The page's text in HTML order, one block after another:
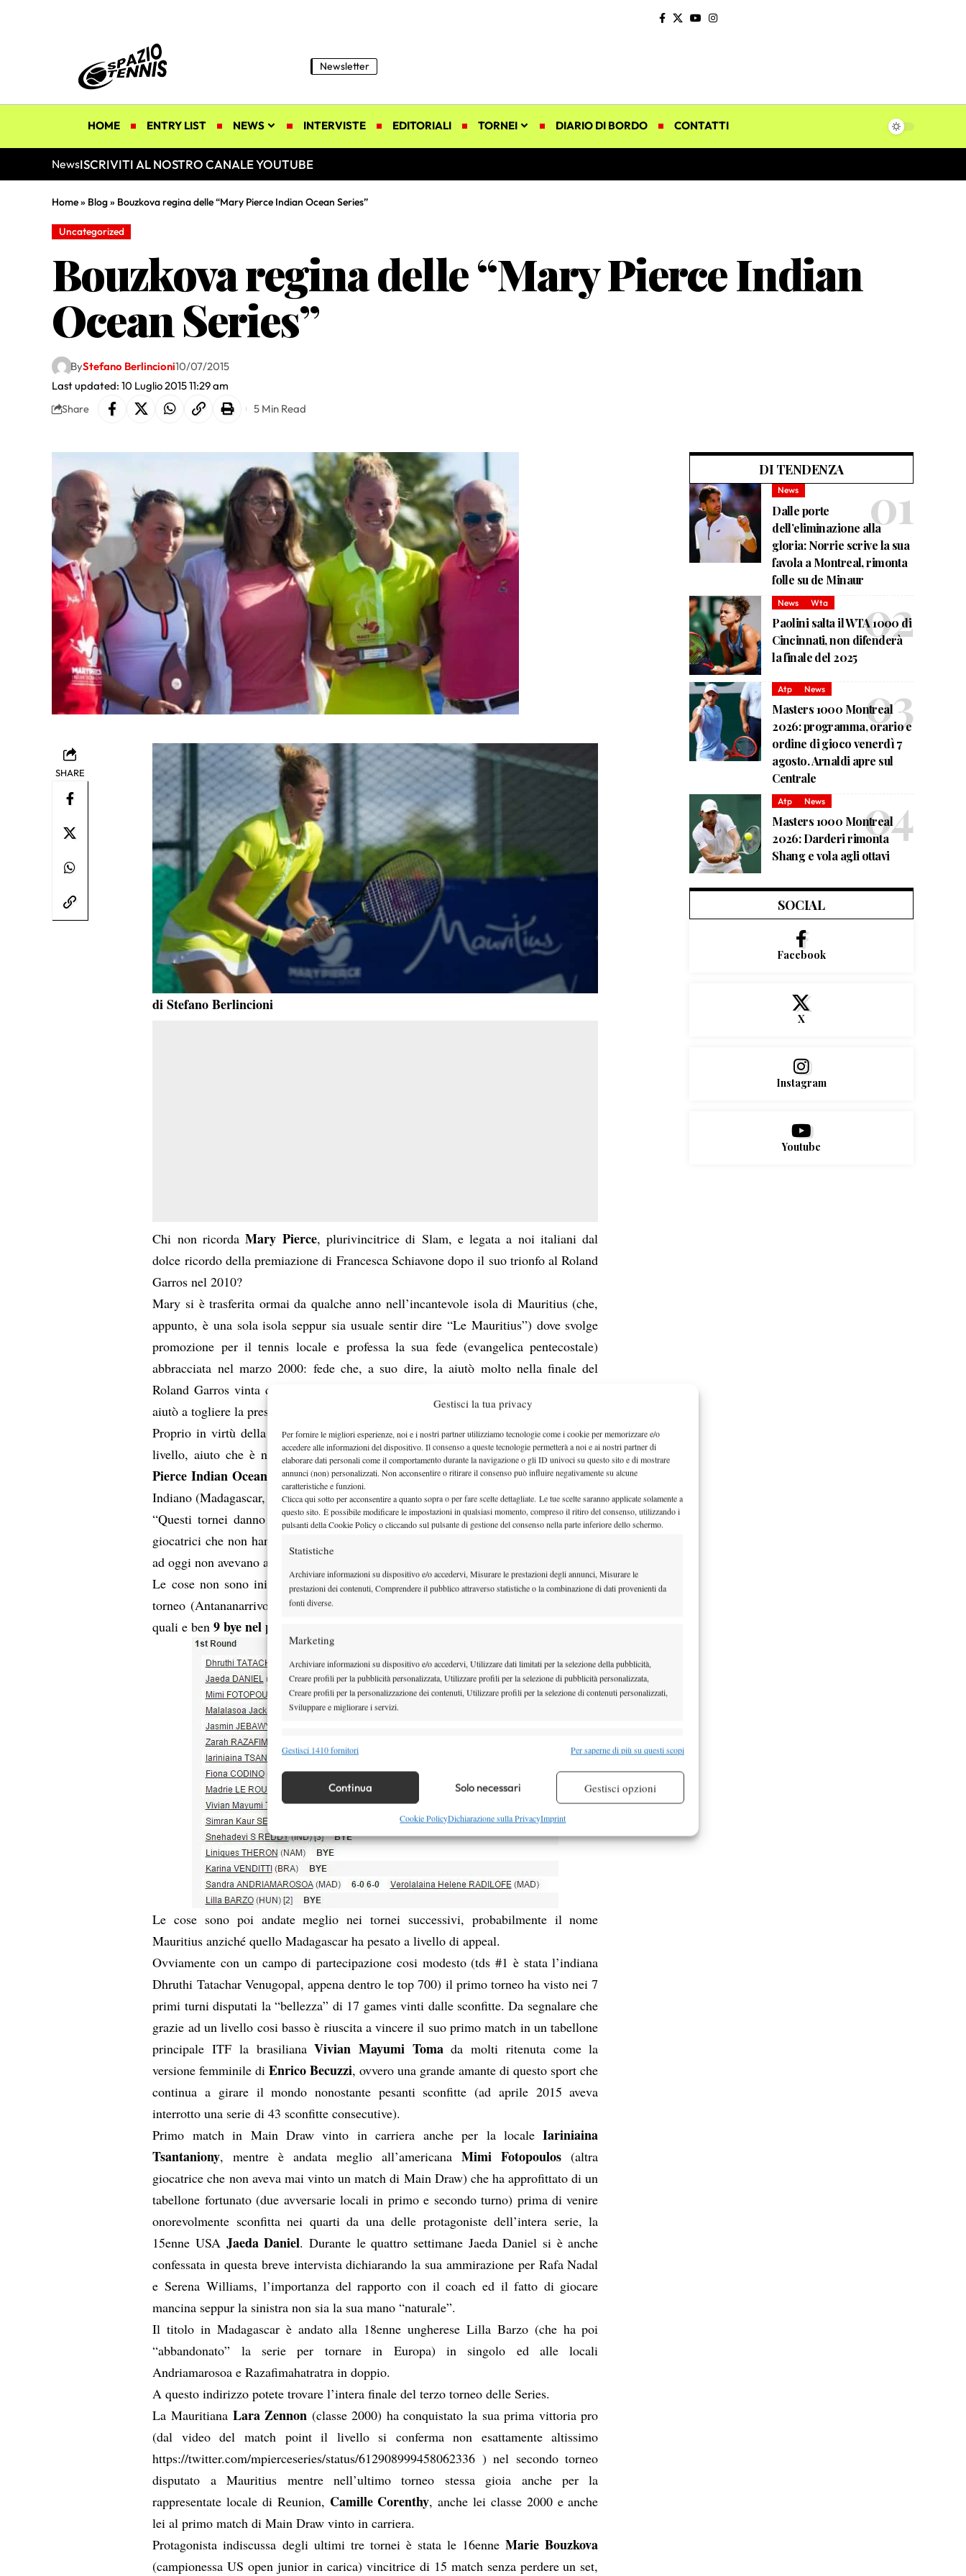
Gestisci la tua privacy
Per fornire le migliori esperienze, noi e i nostri partner utilizziamo tecnologie come i cookie per memorizzare e/o
accedere alle informazioni del dispositivo. Il consenso a queste tecnologie permetterà a noi e ai nostri partner di
elaborare dati personali come il comportamento durante la navigazione o gli ID univoci su questo sito e di mostrare
annunci (non) personalizzati. Non acconsentire o ritirare il consenso può influire negativamente su alcune
caratteristiche e funzioni.
Clicca qui sotto per acconsentire a quanto sopra o per fare scelte dettagliate. Le tue scelte saranno applicate solamente a
questo sito. È possibile modificare le impostazioni in qualsiasi momento, compreso il ritiro del consenso, utilizzando i
pulsanti della Cookie Policy o cliccando sul pulsante di gestione del consenso nella parte inferiore dello schermo.
Statistiche
Archiviare informazioni su dispositivo e/o accedervi, Misurare le prestazioni degli annunci, Misurare le
prestazioni dei contenuti, Comprendere il pubblico attraverso statistiche o la combinazione di dati provenienti da
fonti diverse.
Marketing
Archiviare informazioni su dispositivo e/o accedervi, Utilizzare dati limitati per la selezione della pubblicità,
Creare profili per la pubblicità personalizzata, Utilizzare profili per la selezione di pubblicità personalizzata,
Creare profili per la personalizzazione dei contenuti, Utilizzare profili per la selezione di contenuti personalizzati,
Sviluppare e migliorare i servizi.
Funzionalità
Identificare i dispositivi in base alle informazioni trasmesse automaticamente.
Garantire la sicurezza, prevenire e rilevare frodi, correggere errori,
Erogare e presentare pubblicità e contenuto, Salvare e comunicare le
scelte sulla privacy.
Sempre attivo
Gestisci 1410 fornitori Per saperne di più su questi scopi
Continua Solo necessari Gestisci opzioni
Cookie PolicyDichiarazione sulla PrivacyImprint
Newsletter
HOME ENTRY LIST NEWS INTERVISTE EDITORIALI TORNEI DIARIO DI BORDO CONTATTI
NewsISCRIVITI AL NOSTRO CANALE YOUTUBE
Home» Blog» Bouzkova regina delle “Mary Pierce Indian Ocean Series”
Uncategorized
Bouzkova regina delle “Mary Pierce Indian
Ocean Series”
Last updated: 10 Luglio 2015 11:29 am
ByStefano Berlincioni10/07/2015
Share 5 Min Read
SHARE
di Stefano Berlincioni
Chi non ricordaMary Pierce, plurivincitrice di Slam, e legata a noi italiani dal
dolce ricordo della premiazione di Francesca Schiavone dopo il suo trionfo al Roland
Garros nel 2010?
Mary si è trasferita ormai da qualche anno nell’incantevole isola di Mauritius (che,
appunto, è una sola isola seppur sia usuale sentir dire “Le Mauritius”) dove svolge
promozione per il tennis locale e professa la sua fede (evangelica pentecostale)
abbracciata nel marzo 2000: fede che, a suo dire, la aiutò molto nella finale del
Roland Garros vinta quello stesso anno (“Misi tutto nelle mani di Dio e questo mi
aiutò a togliere la pressione da me stessa”).
Proprio in virtù della sua voglia di aiutare le tenniste locali a competere a più alto
livello, aiuto che è nello spirito stesso del circuito ITF, ha organizzato la “Mary
Pierce Indian Ocean Series”, una serie di 4 tornei consecutivi su isole dell’Oceano
Indiano (Madagascar, Mauritius, Mauritius, Reunion).
“Questi tornei danno una possibilità in questa parte del mondo vicina all’Africa a
giocatrici che non hanno molti mezzi a disposizione ma hanno potenziale e che fino
ad oggi non avevano avuto l’opportunità di giocare tornei professionistici”
Le cose non sono iniziate benissimo a livello di partecipazione in quanto il primo
torneo (Antananarrivo, Madagascar) ha visto l’assenza di giocatrici nel tabellone di
quali e ben9 bye nel primo turno
Le cose sono poi andate meglio nei tornei successivi, probabilmente il nome
Mauritius anziché quello Madagascar ha pesato a livello di appeal.
Ovviamente con un campo di partecipazione cosi modesto (tds #1 è stata l’indiana
Dhruthi Tatachar Venugopal, appena dentro le top 700) il primo torneo ha visto nei 7
primi turni disputati la “bellezza” di 17 games vinti dalle sconfitte. Da segnalare che
grazie ad un livello cosi basso è riuscita a vincere il suo primo match in un tabellone
principale ITF la brasilianaVivian Mayumi Tomada molti ritenuta come la
versione femminile diEnrico Becuzzi, ovvero una grande amante di questo sport che
continua a girare il mondo nonostante pesanti sconfitte (ad aprile 2015 aveva
interrotto una serie di 43 sconfitte consecutive).
Primo match in Main Draw vinto in carriera anche per la localeIariniaina
Tsantaniony, mentre è andata meglio all’americanaMimi Fotopoulos (altra
giocatrice che non aveva mai vinto un match di Main Draw) che ha approfittato di un
tabellone fortunato (due avversarie locali in primo e secondo turno) prima di venire
onorevolmente sconfitta nei quarti da una delle protagoniste dell’intera serie, la
15enne USA Jaeda Daniel. Durante le quattro settimane Jaeda Daniel si è anche
confessata in questa breve intervista dichiarando la sua ammirazione per Rafa Nadal
e Serena Williams, l’importanza del rapporto con il coach ed il fatto di giocare
mancina seppur la sinistra non sia la sua mano “naturale”.
Il titolo in Madagascar è andato alla 18enne ungherese Lilla Barzo (che ha poi
“abbandonato” la serie per tornare in Europa) in singolo ed alle locali
Andriamarosoa e Razafimahatratra in doppio.
A questo indirizzo potete trovare l’intera finale del terzo torneo delle Series.
La Mauritiana Lara Zennon (classe 2000) ha conquistato la sua prima vittoria pro
(dal video del match point il livello si conferma non esattamente altissimo
https://twitter.com/mpierceseries/status/612908999458062336 ) nel secondo torneo
disputato a Mauritius mentre nell’ultimo torneo stessa gioia anche per la
rappresentate locale di Reunion, Camille Corenthy, anche lei classe 2000 e anche
lei al primo match di Main Draw vinto in carriera.
Protagonista indiscussa degli ultimi tre tornei è stata le 16enneMarie Bouzkova
(campionessa US open junior in carica) vincitrice di 15 match senza perdere un set,
DI TENDENZA
News
Dalle porte
dell’eliminazione alla
gloria: Norrie scrive la sua
favola a Montreal, rimonta
folle su de Minaur
News Wta
Paolini salta il WTA 1000 di
Cincinnati, non difenderà
la finale del 2025
Atp News
Masters 1000 Montreal
2026: programma, orario e
ordine di gioco venerdì 7
agosto. Arnaldi apre sul
Centrale
Atp News
Masters 1000 Montreal
2026: Darderi rimonta
Shang e vola agli ottavi
SOCIAL
Facebook
X
Instagram
Youtube